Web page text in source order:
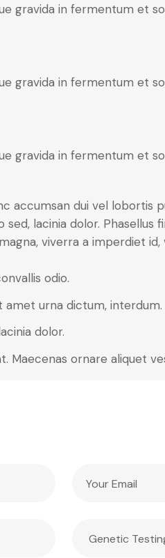
gravida in fermentum et
gravida in fermentum et
gravida in fermentum et
accumsan dui vel lobortis
lacinia dolor. Phasellus
viverra a imperdiet
odio.
amet urna dictum, interdum.
dolor.
Maecenas ornare aliquet